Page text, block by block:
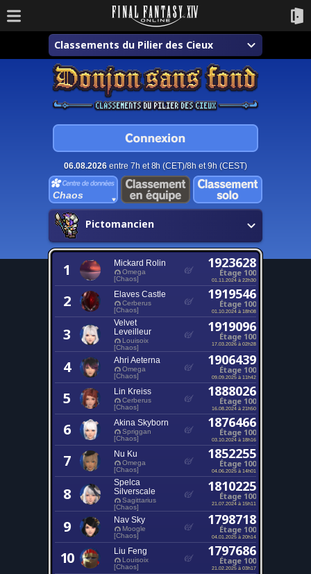
Classements du Pilier des Cieux
06.08.2026entre 7h et 8h (CET)/8h et 9h (CEST)
Chaos
Pictomancien
1 Mickard Rolin
Omega
[Chaos]
1923628
Étage 100
01.11.2024 à 22h30
2 Elaves Castle
Cerberus
[Chaos]
1919546
Étage 100
01.10.2024 à 18h08
3
Velvet
Leveilleur
Louisoix
[Chaos]
1919096
Étage 100
17.03.2026 à 02h28
4 Ahri Aeterna
Omega
[Chaos]
1906439
Étage 100
09.09.2025 à 11h42
5 Lin Kreiss
Cerberus
[Chaos]
1888026
Étage 100
16.08.2024 à 21h50
6 Akina Skyborn
Spriggan
[Chaos]
1876466
Étage 100
03.10.2024 à 18h16
7 Nu Ku
Omega
[Chaos]
1852255
Étage 100
04.06.2025 à 14h01
8
Spelca
Silverscale
Sagittarius
[Chaos]
1810225
Étage 100
21.07.2024 à 15h11
9 Nav Sky
Moogle
[Chaos]
1798718
Étage 100
04.01.2025 à 20h14
10 Liu Feng
Louisoix
[Chaos]
1797686
Étage 100
21.02.2025 à 03h17